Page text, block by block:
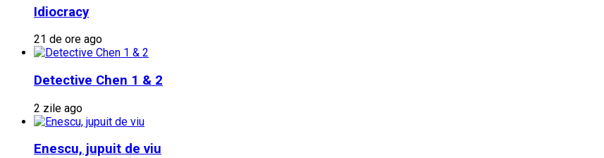
Idiocracy
21 de ore ago
Detective Chen 1 & 2
2 zile ago
Enescu, jupuit de viu